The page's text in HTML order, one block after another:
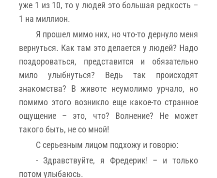
уже 1 из 10, то у людей это большая редкость –
1 на миллион.
Я прошел мимо них, но что-то дернуло меня
вернуться. Как там это делается у людей? Надо
поздороваться, представится и обязательно
мило улыбнуться? Ведь так происходят
знакомства? В животе неумолимо урчало, но
помимо этого возникло еще какое-то странное
ощущение – это, что? Волнение? Не может
такого быть, не со мной!
С серьезным лицом подхожу и говорю:
- Здравствуйте, я Фредерик! – и только
потом улыбаюсь.